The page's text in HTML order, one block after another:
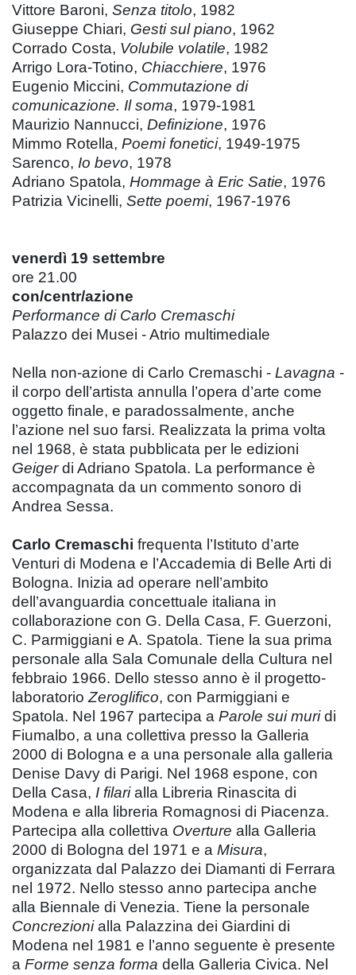
Vittore Baroni, Senza titolo, 1982
Giuseppe Chiari, Gesti sul piano, 1962
Corrado Costa, Volubile volatile, 1982
Arrigo Lora-Totino, Chiacchiere, 1976
Eugenio Miccini, Commutazione di
comunicazione. Il soma, 1979-1981
Maurizio Nannucci, Definizione, 1976
Mimmo Rotella, Poemi fonetici, 1949-1975
Sarenco, Io bevo, 1978
Adriano Spatola, Hommage à Eric Satie, 1976
Patrizia Vicinelli, Sette poemi, 1967-1976
venerdì 19 settembre
ore 21.00
con/centr/azione
Performance di Carlo Cremaschi
Palazzo dei Musei - Atrio multimediale
Nella non-azione di Carlo Cremaschi - Lavagna -
il corpo dell’artista annulla l’opera d’arte come
oggetto finale, e paradossalmente, anche
l’azione nel suo farsi. Realizzata la prima volta
nel 1968, è stata pubblicata per le edizioni
Geigerdi Adriano Spatola. La performance è
accompagnata da un commento sonoro di
Andrea Sessa.
Carlo Cremaschi frequenta l’Istituto d’arte
Venturi di Modena e l’Accademia di Belle Arti di
Bologna. Inizia ad operare nell’ambito
dell’avanguardia concettuale italiana in
collaborazione con G. Della Casa, F. Guerzoni,
C. Parmiggiani e A. Spatola. Tiene la sua prima
personale alla Sala Comunale della Cultura nel
febbraio 1966. Dello stesso anno è il progetto-
laboratorio Zeroglifico, con Parmiggiani e
Spatola. Nel 1967 partecipa a Parole sui muridi
Fiumalbo, a una collettiva presso la Galleria
2000 di Bologna e a una personale alla galleria
Denise Davy di Parigi. Nel 1968 espone, con
Della Casa, I filarialla Libreria Rinascita di
Modena e alla libreria Romagnosi di Piacenza.
Partecipa alla collettiva Overture alla Galleria
2000 di Bologna del 1971 e a Misura,
organizzata dal Palazzo dei Diamanti di Ferrara
nel 1972. Nello stesso anno partecipa anche
alla Biennale di Venezia. Tiene la personale
Concrezionialla Palazzina dei Giardini di
Modena nel 1981 e l’anno seguente è presente
a Forme senza forma della Galleria Civica. Nel